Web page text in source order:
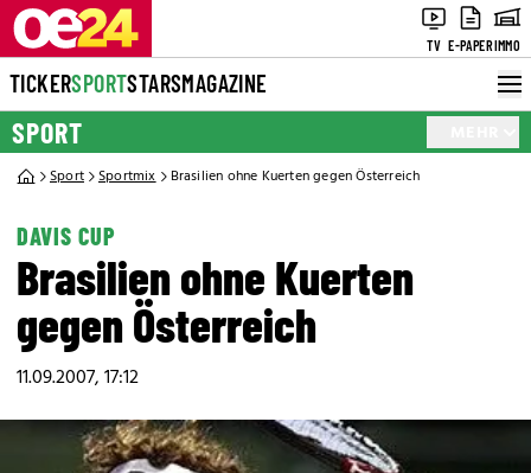
TV E-PAPERIMMO
TICKERSPORTSTARSMAGAZINE
SPORT
Sport Sportmix Brasilien ohne Kuerten gegen Österreich
DAVIS CUP
Brasilien ohne Kuerten
gegen Österreich
11.09.2007, 17:12